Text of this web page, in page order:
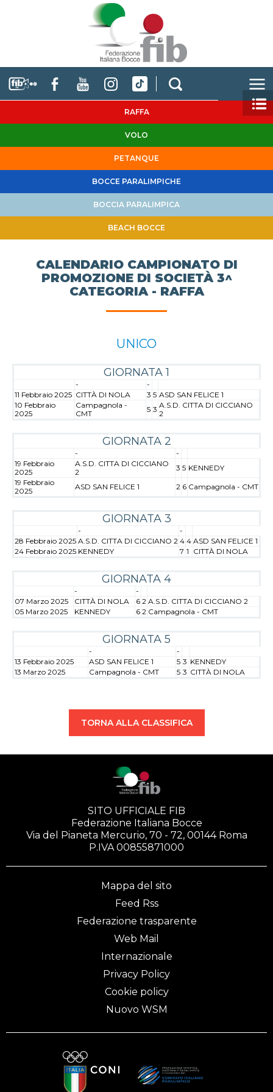
RAFFA
VOLO
PETANQUE
BOCCE PARALIMPICHE
BOCCIA PARALIMPICA
BEACH BOCCE
CALENDARIO CAMPIONATO DI
PROMOZIONE DI SOCIETÀ 3^
CATEGORIA - RAFFA
UNICO
GIORNATA 1
-
-
11 Febbraio 2025 CITTÀ DI NOLA 3 5 ASD SAN FELICE 1
10 Febbraio
2025
Campagnola -
CMT
5 3 A.S.D. CITTA DI CICCIANO
2
GIORNATA 2
-
-
19 Febbraio
2025
A.S.D. CITTA DI CICCIANO
2
3 5 KENNEDY
19 Febbraio
2025
ASD SAN FELICE 1 2 6 Campagnola - CMT
GIORNATA 3
-
-
28 Febbraio 2025 A.S.D. CITTA DI CICCIANO 2 4 4 ASD SAN FELICE 1
24 Febbraio 2025 KENNEDY 7 1 CITTÀ DI NOLA
GIORNATA 4
-
-
07 Marzo 2025
CITTÀ DI NOLA 6 2 A.S.D. CITTA DI CICCIANO 2
05 Marzo 2025
KENNEDY 6 2 Campagnola - CMT
GIORNATA 5
-
-
13 Febbraio 2025
ASD SAN FELICE 1 5 3 KENNEDY
13 Marzo 2025
Campagnola - CMT 5 3 CITTÀ DI NOLA
TORNA ALLA CLASSIFICA
SITO UFFICIALE FIB
Federazione Italiana Bocce
Via del Pianeta Mercurio, 70 - 72, 00144 Roma
P.IVA 00855871000
Mappa del sito
Feed Rss
Federazione trasparente
Web Mail
Internazionale
Privacy Policy
Cookie policy
Nuovo WSM